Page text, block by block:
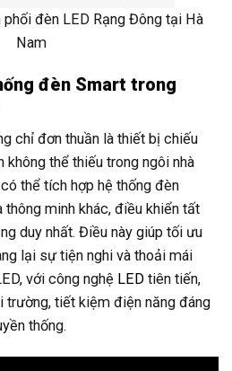
đèn LED Rạng Đông tại Hà
Nam
đèn Smart trong
chỉ đơn thuần là thiết bị chiếu
không thể thiếu trong ngôi nhà
thể tích hợp hệ thống đèn
minh khác, điều khiển tất
duy nhất. Điều này giúp tối ưu
lại sự tiện nghi và thoải mái
với công nghệ LED tiên tiến,
trường, tiết kiệm điện năng đáng
thống.